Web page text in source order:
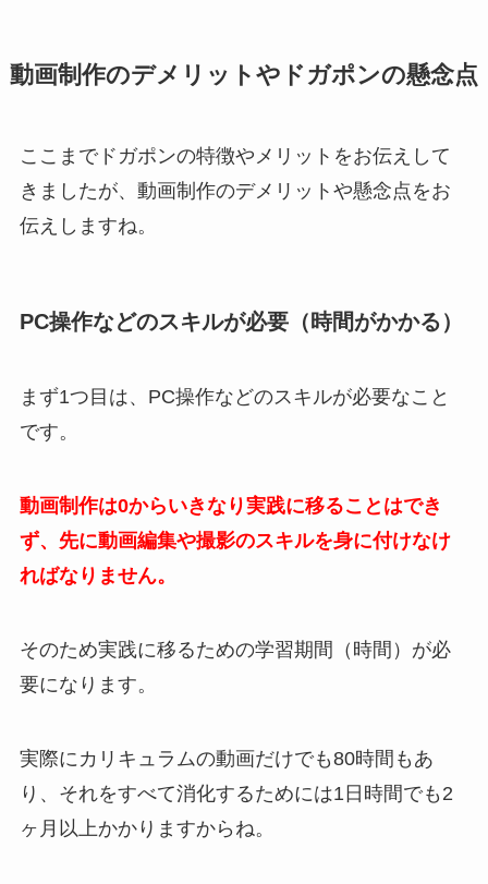
動画制作のデメリットやドガポンの懸念点
ここまでドガポンの特徴やメリットをお伝えして
きましたが、動画制作のデメリットや懸念点をお
伝えしますね。
PC操作などのスキルが必要（時間がかかる）
まず1つ目は、PC操作などのスキルが必要なこと
です。
動画制作は0からいきなり実践に移ることはでき
ず、先に動画編集や撮影のスキルを身に付けなけ
ればなりません。
そのため実践に移るための学習期間（時間）が必
要になります。
実際にカリキュラムの動画だけでも80時間もあ
り、それをすべて消化するためには1日時間でも2
ヶ月以上かかりますからね。